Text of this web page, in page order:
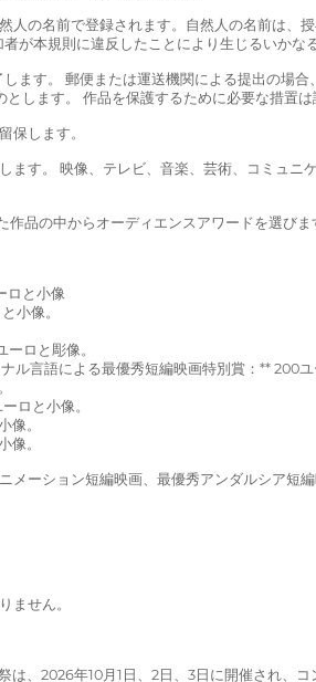
人の名前で登録されます。自然人の名前は
が本規則に違反したことにより生じるいかな
します。 郵便または運送機関による提出
します。 作品を保護するために必要な措置
保します。
す。 映像、テレビ、音楽、芸術、コミュ
品の中からオーディエンスアワードを選びま
ロと小像
小像。
ロと彫像。
言語による最優秀短編映画特別賞：** 200ユ
ロと小像。
像。
像。
メーション短編映画、最優秀アンダルシア
ません。
、2026年10月1日、2日、3日に開催され